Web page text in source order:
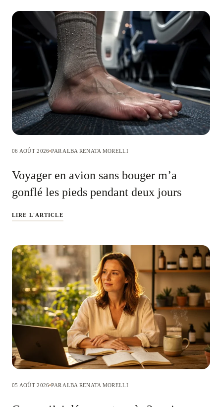
06 AOÛT 2026 PAR ALBA RENATA MORELLI
Voyager en avion sans bouger m’a
gonflé les pieds pendant deux jours
LIRE L'ARTICLE
05 AOÛT 2026 PAR ALBA RENATA MORELLI